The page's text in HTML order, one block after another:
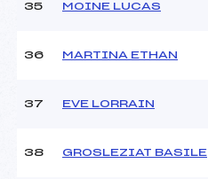
35 MOINE LUCAS
36 MARTINA ETHAN
37 EVE LORRAIN
38 GROSLEZIAT BASILE